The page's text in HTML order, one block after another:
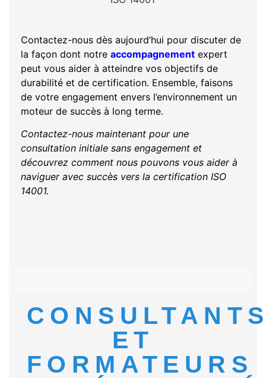
Contactez-nous dès aujourd’hui pour discuter de
la façon dont notre accompagnement expert
peut vous aider à atteindre vos objectifs de
durabilité et de certification. Ensemble, faisons
de votre engagement envers l’environnement un
moteur de succès à long terme.
Contactez-nous maintenant pour une
consultation initiale sans engagement et
découvrez comment nous pouvons vous aider à
naviguer avec succès vers la certification ISO
14001.
ET
FORMATEURS